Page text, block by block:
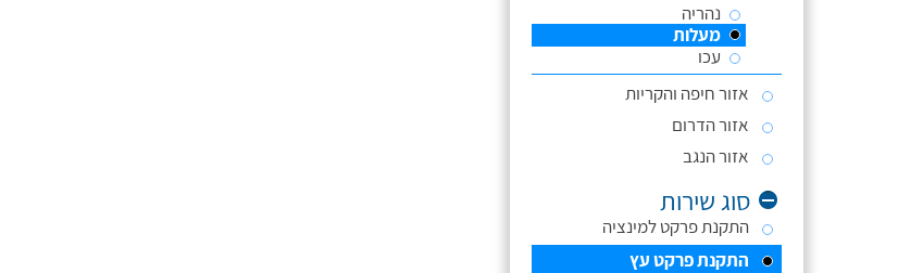
נהריה
מעלות
עכו
אזור חיפה והקריות
אזור הדרום
אזור הנגב
סוג שירות
התקנת פרקט למינציה
התקנת פרקט עץ